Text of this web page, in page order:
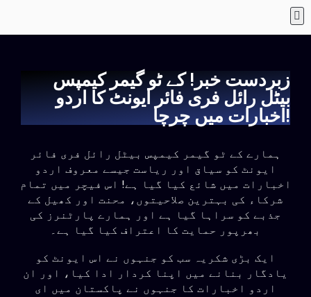
زبردست خبر! کے ٹو گیمر کیمپس
بیٹل رائل فری فائر ایونٹ کا اردو
اخبارات میں چرچا!
ہمارے کے ٹو گیمر کیمپس بیٹل رائل فری فائر
ایونٹ کو سیاق اور ریاست جیسے معروف اردو
اخبارات میں شائع کیا گیا ہے! اس فیچر میں تمام
شرکاء کی بہترین صلاحیتوں، محنت اور کھیل کے
جذبے کو سراہا گیا ہے اور ہمارے پارٹنرز کی
بھرپور حمایت کا اعتراف کیا گیا ہے۔
ایک بڑی شکریہ سب کو جنہوں نے اس ایونٹ کو
یادگار بنانے میں اپنا کردار ادا کیا، اور ان
اردو اخبارات کا جنہوں نے پاکستان میں ای